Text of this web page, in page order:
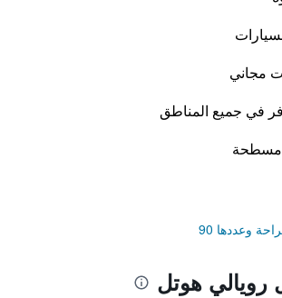
مجاني
في جميع المناطق
مسطحة
وعددها 90
رويالي هوتل